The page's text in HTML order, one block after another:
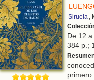
Siruela ,
De 12
384 p.;